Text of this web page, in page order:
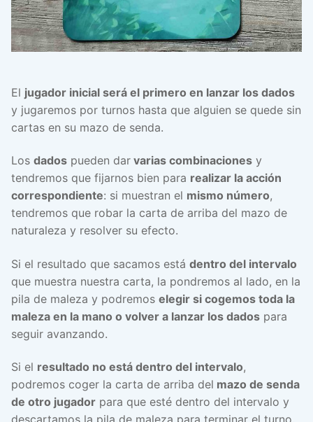
El jugador inicial será el primero en lanzar los dados
y jugaremos por turnos hasta que alguien se quede sin
cartas en su mazo de senda.
Los dados pueden dar varias combinaciones y
tendremos que fijarnos bien para realizar la acción
correspondiente: si muestran el mismo número,
tendremos que robar la carta de arriba del mazo de
naturaleza y resolver su efecto.
Si el resultado que sacamos está dentro del intervalo
que muestra nuestra carta, la pondremos al lado, en la
pila de maleza y podremos elegir si cogemos toda la
maleza en la mano o volver a lanzar los dados para
seguir avanzando.
Si el resultado no está dentro del intervalo,
podremos coger la carta de arriba del mazo de senda
de otro jugador para que esté dentro del intervalo y